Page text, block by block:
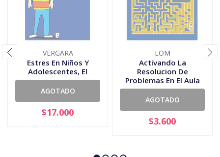
VERGARA
Estres En Niños Y
Adolescentes, El
AGOTADO
$17.000
LOM
Activando La
Resolucion De
Problemas En El Aula
AGOTADO
$3.600